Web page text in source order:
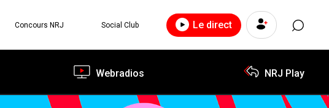
Concours NRJ Social Club Le direct
Webradios NRJ Play